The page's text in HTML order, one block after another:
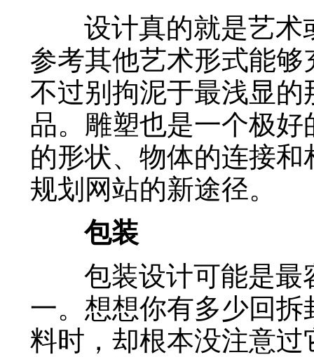
设计真的就是艺术
参考其他艺术形式能
不过别拘泥于最浅显
品。雕塑也是一个极
的形状、物体的连接
规划网站的新途径。
包装
包装设计可能是最
一。想想你有多少回
料时，却根本没注意